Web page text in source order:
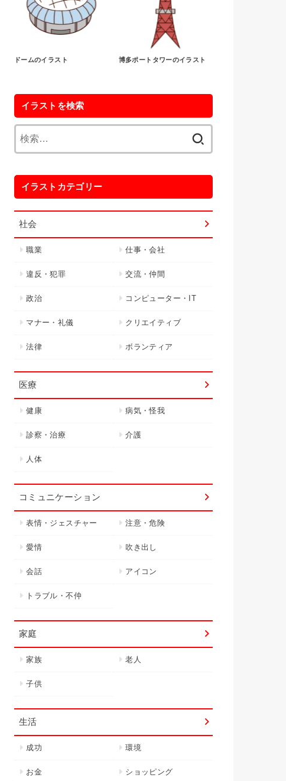
ドームのイラスト 博多ポートタワーのイラスト
イラストを検索
イラストカテゴリー
社会
職業 仕事・会社
違反・犯罪 交流・仲間
政治 コンピューター・IT
マナー・礼儀 クリエイティブ
法律 ボランティア
医療
健康 病気・怪我
診察・治療 介護
人体
コミュニケーション
表情・ジェスチャー 注意・危険
愛情 吹き出し
会話 アイコン
トラブル・不仲
家庭
家族 老人
子供
生活
成功 環境
お金 ショッピング